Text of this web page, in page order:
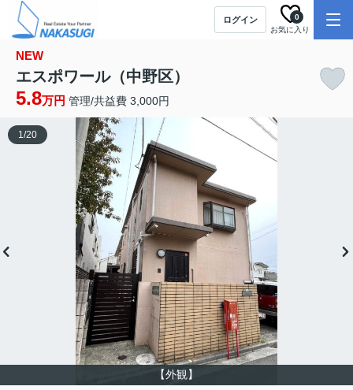
ログイン
お気に入り
0
NEW
エスポワール（中野区）
5.8万円 管理/共益費 3,000円
【外観】
1/20